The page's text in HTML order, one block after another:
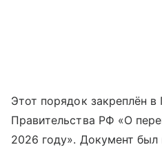
Этот порядок закреплён
Правительства РФ «О
2026 году». Документ был